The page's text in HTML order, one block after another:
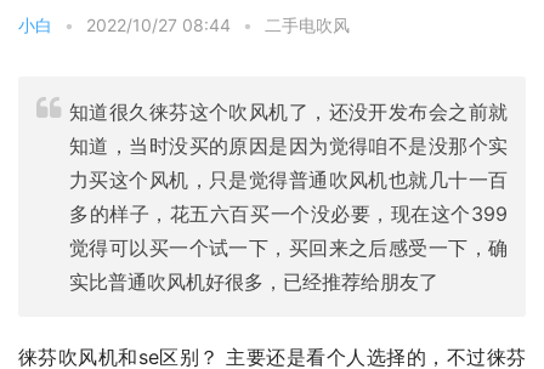
小白 • 2022/10/27 08:44 • 二手电吹风
知道很久徕芬这个吹风机了，还没开发布会之前就
知道，当时没买的原因是因为觉得咱不是没那个实
力买这个风机，只是觉得普通吹风机也就几十一百
多的样子，花五六百买一个没必要，现在这个399
觉得可以买一个试一下，买回来之后感受一下，确
实比普通吹风机好很多，已经推荐给朋友了
徕芬吹风机和se区别？ 主要还是看个人选择的，不过徕芬